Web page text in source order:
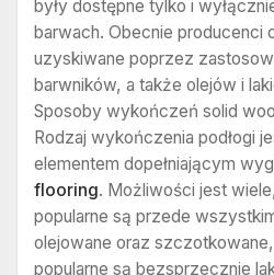
były dostępne tylko i
barwach. Obecnie producenci
uzyskiwane poprzez
barwników, a także olejów i
Sposoby wykończeń solid
Rodzaj wykończenia podłogi
elementem dopełniającym
flooring. Możliwości jest
popularne są przede
olejowane oraz
popularne są bezsprzecznie